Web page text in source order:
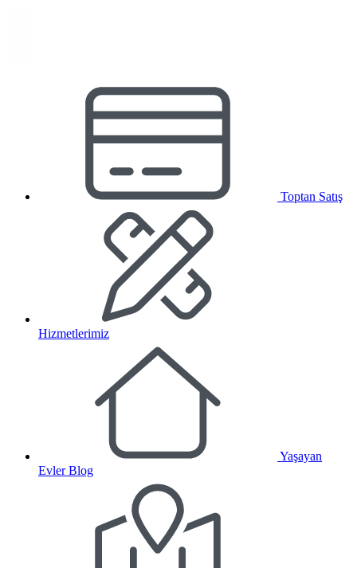
Toptan Satış
Hizmetlerimiz
Yaşayan
Evler Blog